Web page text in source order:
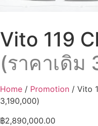
Vito 119
(ราคาเดิม
Home / Promotion / Vito
3,190,000)
฿2,890,000.00